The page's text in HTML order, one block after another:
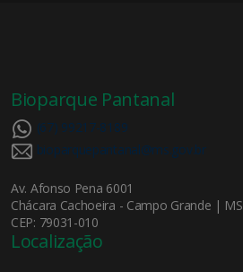
Bioparque Pantanal
(67) 99217-8189
bioparquepantanal@ms.gov.br
Av. Afonso Pena 6001
Chácara Cachoeira - Campo Grande | MS
CEP: 79031-010
Localização